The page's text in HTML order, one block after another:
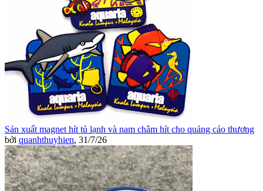
Sản xuất magnet hít tủ lạnh và nam châm hít cho quảng cáo thương
bởi quanhthuyhien, 31/7/26